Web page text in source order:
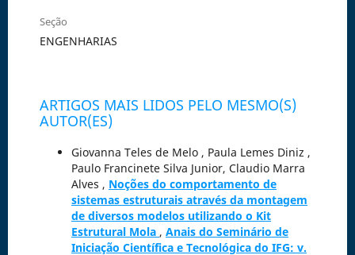
Seção
ENGENHARIAS
ARTIGOS MAIS LIDOS PELO MESMO(S)
AUTOR(ES)
Giovanna Teles de Melo , Paula Lemes Diniz ,
Paulo Francinete Silva Junior, Claudio Marra
Alves , Noções do comportamento de
sistemas estruturais através da montagem
de diversos modelos utilizando o Kit
Estrutural Mola , Anais do Seminário de
Iniciação Científica e Tecnológica do IFG: v.